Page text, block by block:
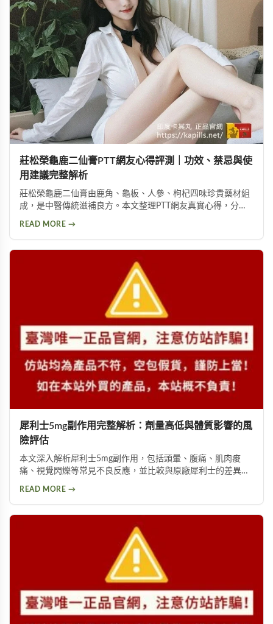
莊松榮龜鹿二仙膏PTT網友心得評測｜功效、禁忌與使
用建議完整解析
莊松榮龜鹿二仙膏由鹿角、龜板、人參、枸杞四味珍貴藥材組
成，是中醫傳統滋補良方。本文整理PTT網友真實心得，分析
READ MORE →
犀利士5mg副作用完整解析：劑量高低與體質影響的風
險評估
本文深入解析犀利士5mg副作用，包括頭暈、腹痛、肌肉痠
痛、視覺閃爍等常見不良反應，並比較與原廠犀利士的差異。
READ MORE →